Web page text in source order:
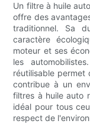
Un filtre à huile
offre des
traditionnel. Sa
caractère
moteur et ses
les
réutilisable permet
contribue à un
filtres à huile auto
idéal pour tous
respect de